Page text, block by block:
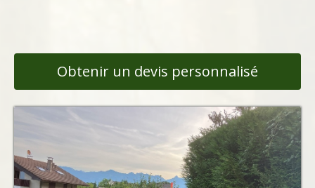
Obtenir un devis personnalisé